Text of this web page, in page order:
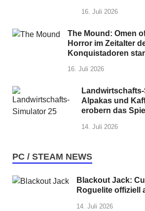
16. Juli 2026
The Mound: Omen
Horror im Zeitalter
Konquistadoren
16. Juli 2026
Alpakas und
erobern das Spiel
14. Juli 2026
PC / STEAM NEWS
Blackout Jack:
Roguelite offiziell
14. Juli 2026